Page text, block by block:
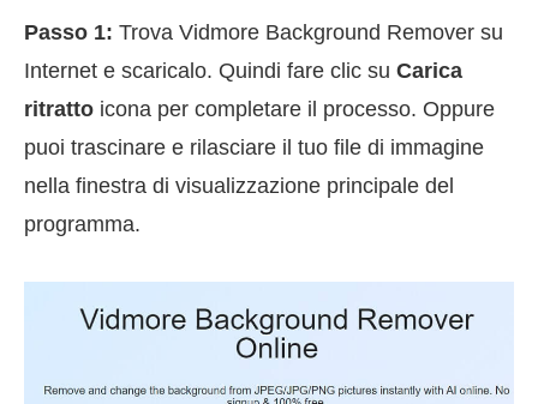
Passo 1: Trova Vidmore Background Remover su
Internet e scaricalo. Quindi fare clic su Carica
ritratto icona per completare il processo. Oppure
puoi trascinare e rilasciare il tuo file di immagine
nella finestra di visualizzazione principale del
programma.